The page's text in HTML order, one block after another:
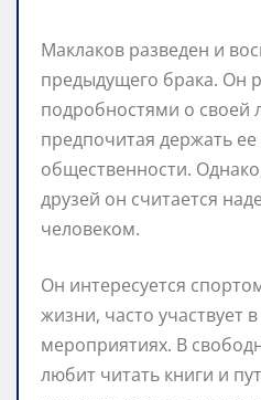
Маклаков разведен и
предыдущего брака. Он
подробностями о своей
предпочитая держать
общественности.
друзей он считается
человеком.
Он интересуется
жизни, часто участвует
мероприятиях. В
любит читать книги и